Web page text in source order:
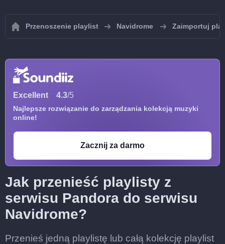
Przenoszenie playlist Navidrome Zaimportuj
Excellent 4.3/5
Najlepsze rozwiązanie do zarządzania kolekcją muzyki
online!
Zacznij za darmo
Jak przenieść playlisty z
serwisu Pandora do serwisu
Navidrome?
Przenieś jedną playlistę lub całą kolekcję playlist